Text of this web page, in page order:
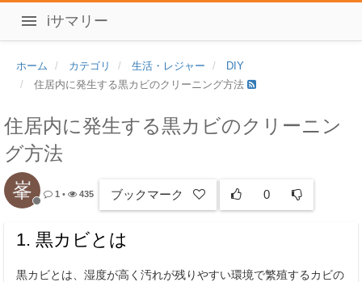
iサマリー
ホーム カテゴリ 生活・レジャー
DIY
住居内に発生する黒カビのクリーニング方法
住居内に発生する黒カビのクリーニン
グ方法
峯 1 • 435 ブックマーク 0
1. 黒カビとは
黒カビとは、湿度が高く汚れが残りやすい環境で繁殖するカビの